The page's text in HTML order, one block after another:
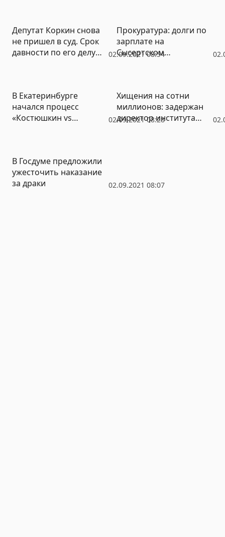
02.09.2021 08:54
Депутат Коркин снова
не пришел в суд. Срок
давности по его делу
Прокуратура: долги по
зарплате на
Сысертском
02.09.2021 08:28
В Екатеринбурге
начался процесс
«Костюшкин vs
Хищения на сотни
миллионов: задержан
директор института
02.09.2021 08:07
В Госдуме предложили
ужесточить наказание
за драки